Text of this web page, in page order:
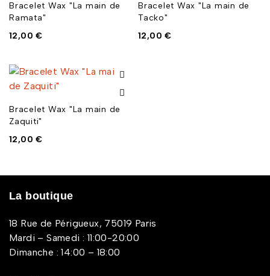
Bracelet Wax "La main de
Ramata"
12,00€
Bracelet Wax "La main de
Tacko"
12,00€
Bracelet Wax "La main de
Zaquiti"
12,00€
La boutique
18 Rue de Périgueux, 75019 Paris
Mardi – Samedi : 11:00-20:00
Dimanche : 14:00 – 18:00